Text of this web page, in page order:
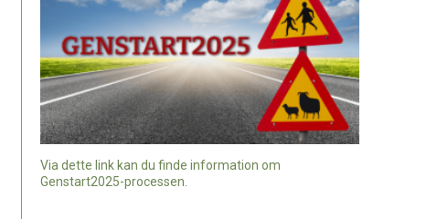
Via dette link kan du finde information om
Genstart2025-processen.